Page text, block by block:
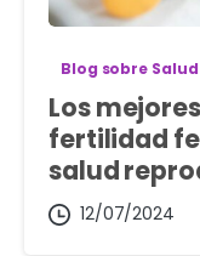
Blog sobre
Los
fertilidad
salud
12/07/2024